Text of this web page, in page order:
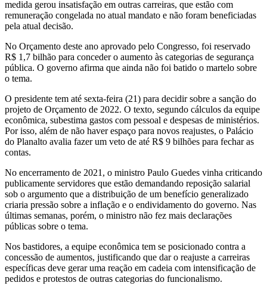
medida gerou insatisfação em outras carreiras, que estão com
remuneração congelada no atual mandato e não foram beneficiadas
pela atual decisão.
No Orçamento deste ano aprovado pelo Congresso, foi reservado
R$ 1,7 bilhão para conceder o aumento às categorias de segurança
pública. O governo afirma que ainda não foi batido o martelo sobre
o tema.
O presidente tem até sexta-feira (21) para decidir sobre a sanção do
projeto de Orçamento de 2022. O texto, segundo cálculos da equipe
econômica, subestima gastos com pessoal e despesas de ministérios.
Por isso, além de não haver espaço para novos reajustes, o Palácio
do Planalto avalia fazer um veto de até R$ 9 bilhões para fechar as
contas.
No encerramento de 2021, o ministro Paulo Guedes vinha criticando
publicamente servidores que estão demandando reposição salarial
sob o argumento que a distribuição de um benefício generalizado
criaria pressão sobre a inflação e o endividamento do governo. Nas
últimas semanas, porém, o ministro não fez mais declarações
públicas sobre o tema.
Nos bastidores, a equipe econômica tem se posicionado contra a
concessão de aumentos, justificando que dar o reajuste a carreiras
específicas deve gerar uma reação em cadeia com intensificação de
pedidos e protestos de outras categorias do funcionalismo.